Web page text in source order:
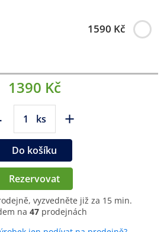
1590 Kč
1390 Kč
ks +
Do košíku
Rezervovat
vyzvedněte již za 15 min.
na 47 prodejnách